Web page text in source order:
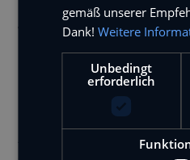
Webmaster
Felix Baptist
Bilder und Grafiken
Angaben der Quelle für
gemäß unserer
Dank! Weitere
Unbedingt
erforderlich